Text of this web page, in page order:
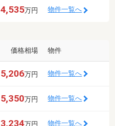
4,535万円 物件一覧へ
価格相場 物件
5,206万円 物件一覧へ
5,350万円 物件一覧へ
3,234万円 物件一覧へ